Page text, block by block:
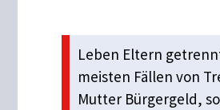
Leben Eltern
meisten Fällen von
Mutter Bürgergeld,